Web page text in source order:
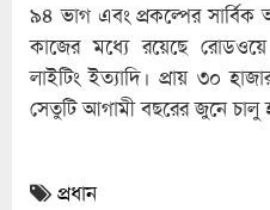
৯৪ ভাগ এবং প্রকল্পের সার্বিক
কাজের মধ্যে রয়েছে রোডওয়ে
লাইটিং ইত্যাদি। প্রায় ৩০
সেতুটি আগামী বছরের জুনে চালু
প্রধান